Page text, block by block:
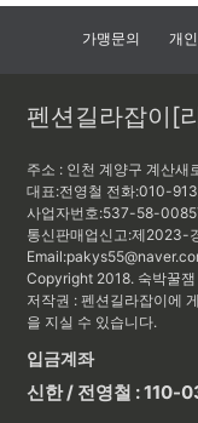
가맹문의 개
펜션길라잡이[
주소 : 인천 계양구 계산새
대표:전영철 전화:010-
사업자번호:537-58-
통신판매업신고:제2023-
Copyright 2018. 숙박꿀
저작권 : 펜션길라잡이에
을 지실 수 있습니다.
입금계좌
신한 / 전영철 : 110-